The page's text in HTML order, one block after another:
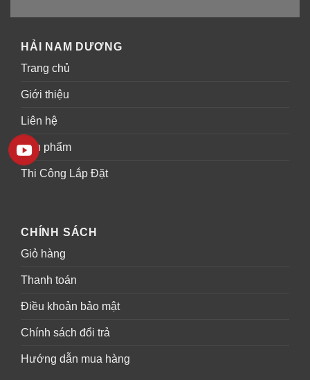
HẢI NAM DƯƠNG
Trang chủ
Giới thiệu
Liên hệ
Sản phẩm
Thi Công Lắp Đặt
CHÍNH SÁCH
Giỏ hàng
Thanh toán
Điều khoản bảo mật
Chính sách đổi trả
Hướng dẫn mua hàng